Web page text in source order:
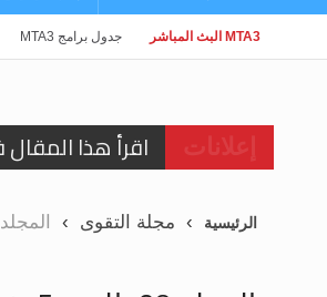
MTA3 البث المباشر جدول برامج MTA3
اقرأ هذا
الحجّ.. دلالات،
الرئيسية مجلة التقوى المجلد 28, العدد 5, ذو القعدة وذو الحجة 1436هـ, أيلول \ سبتمبر 2015م